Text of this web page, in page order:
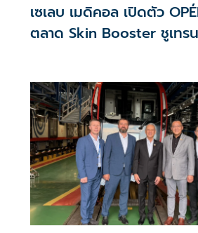
เซเลบ เมดิคอล เปิดตัว
ตลาด Skin Booster ชูเทร